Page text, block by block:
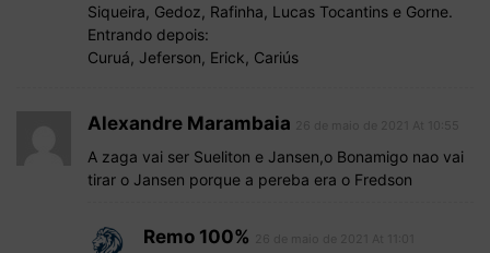
Siqueira, Gedoz, Rafinha, Lucas Tocantins e Gorne.
Entrando depois:
Curuá, Jeferson, Erick, Cariús
Alexandre Marambaia
A zaga vai ser Sueliton e Jansen,o Bonamigo nao vai
tirar o Jansen porque a pereba era o Fredson
Remo 100%